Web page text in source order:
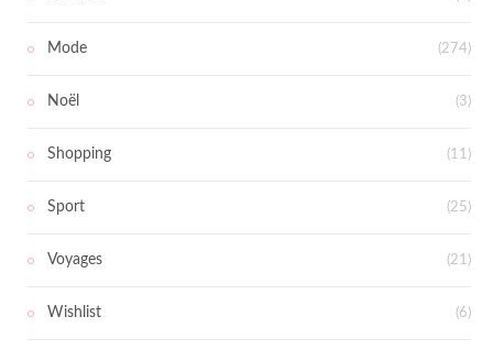
Mode (274)
Noël (3)
Shopping (11)
Sport (25)
Voyages (21)
Wishlist (6)